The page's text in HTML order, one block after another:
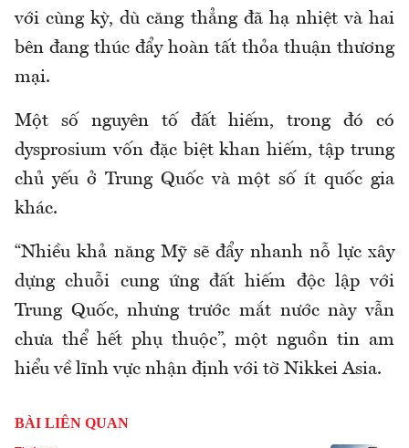
với cùng kỳ, dù căng thẳng đã hạ nhiệt và hai
bên đang thúc đẩy hoàn tất thỏa thuận thương
mại.
Một số nguyên tố đất hiếm, trong đó có
dysprosium vốn đặc biệt khan hiếm, tập trung
chủ yếu ở Trung Quốc và một số ít quốc gia
khác.
“Nhiều khả năng Mỹ sẽ đẩy nhanh nỗ lực xây
dựng chuỗi cung ứng đất hiếm độc lập với
Trung Quốc, nhưng trước mắt nước này vẫn
chưa thể hết phụ thuộc”, một nguồn tin am
hiểu về lĩnh vực nhận định với tờ Nikkei Asia.
BÀI LIÊN QUAN